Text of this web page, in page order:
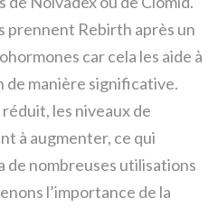
prennent Rebirth après un
car cela les aide à
manière significative.
les niveaux de
à augmenter, ce qui
de nombreuses utilisations
l’importance de la